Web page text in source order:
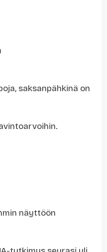
saksanpähkinä on
näyttöön